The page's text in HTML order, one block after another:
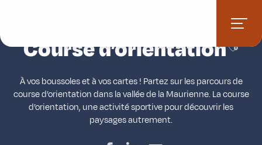
contenu
principalCourse d’orientation
À vos boussoles et à vos cartes ! Partez sur les parcours de
course d’orientation dans la vallée de la Maurienne. La course
d’orientation, une activité sportive pour découvrir les
paysages autrement.